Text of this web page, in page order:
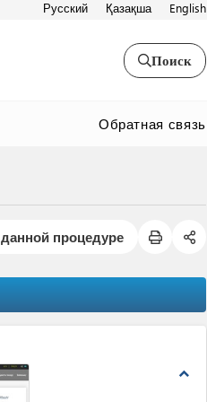
Русский Қазақша English
Поиск
Обратная связь
процедуре
expand_less